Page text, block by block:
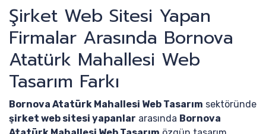
Şirket Web Sitesi Yapan
Firmalar Arasında Bornova
Atatürk Mahallesi Web
Tasarım Farkı
Bornova Atatürk Mahallesi Web Tasarım sektöründe
şirket web sitesi yapanlar arasında Bornova